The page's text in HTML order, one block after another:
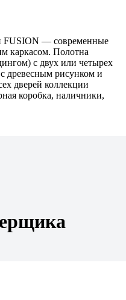
FUSION — современные
каркасом. Полотна
с двух или четырех
древесным рисунком и
дверей коллекции
коробка, наличники,